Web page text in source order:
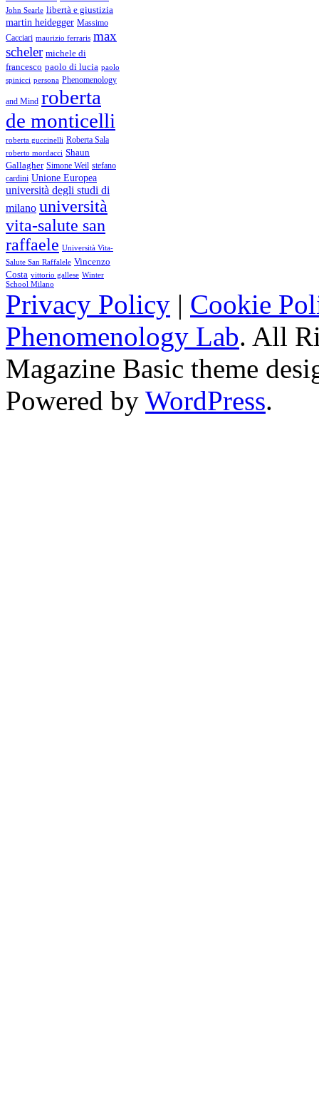
John Searle libertà e giustizia
martin heidegger Massimo
Cacciari maurizio ferraris max
scheler michele di
francesco paolo di lucia paolo
spinicci persona Phenomenology
and Mind roberta
de monticelli
roberta guccinelli Roberta Sala
roberto mordacci Shaun
Gallagher Simone Weil stefano
cardini Unione Europea
università degli studi di
milano università
vita-salute san
raffaele Università Vita-
Salute San Raffalele Vincenzo
Costa vittorio gallese Winter
School Milano
Privacy Policy | Cookie
Phenomenology Lab. All
Magazine Basic theme
Powered by WordPress.